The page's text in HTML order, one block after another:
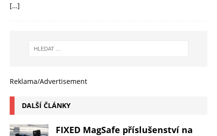
[…]
Reklama/Advertisement
DALŠÍ ČLÁNKY
FIXED MagSafe příslušenství na